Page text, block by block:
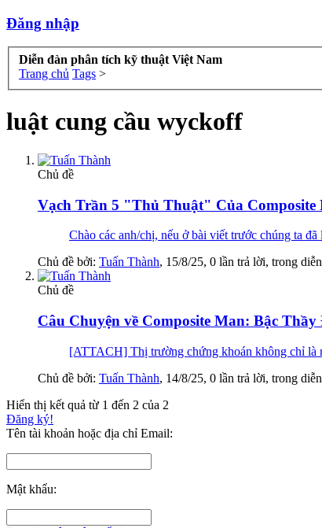
Đăng nhập
Diễn đàn phân tích kỹ thuật Việt Nam
Trang chủ Tags >
luật cung cầu wyckoff
Chủ đề
Vạch Trần 5 "Thủ Thuật" Của
Chào các anh/chị, nếu ở bài viết trước chúng ta
Chủ đề bởi: Tuấn Thành, 15/8/25, 0 lần trả lời, trong
Chủ đề
Câu Chuyện về Composite Man: Bậc
[ATTACH] Thị trường chứng khoán không chỉ là
Chủ đề bởi: Tuấn Thành, 14/8/25, 0 lần trả lời, trong
Hiển thị kết quả từ 1 đến 2 của 2
Đăng ký!
Tên tài khoản hoặc địa chỉ Email:
Mật khẩu: